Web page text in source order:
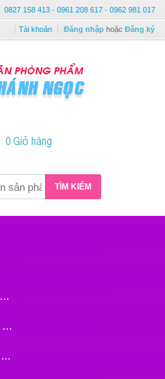
0827 158 413 - 0961 208 617 - 0962 981 017
Tài khoản Đăng nhập hoặc Đăng ký
0 Giỏ hàng
TÌM KIẾM
VĂN PHÒNG PHẨM
DỤNG CỤ VỆ SINH
DỤNG CỤ NHÀ BẾP